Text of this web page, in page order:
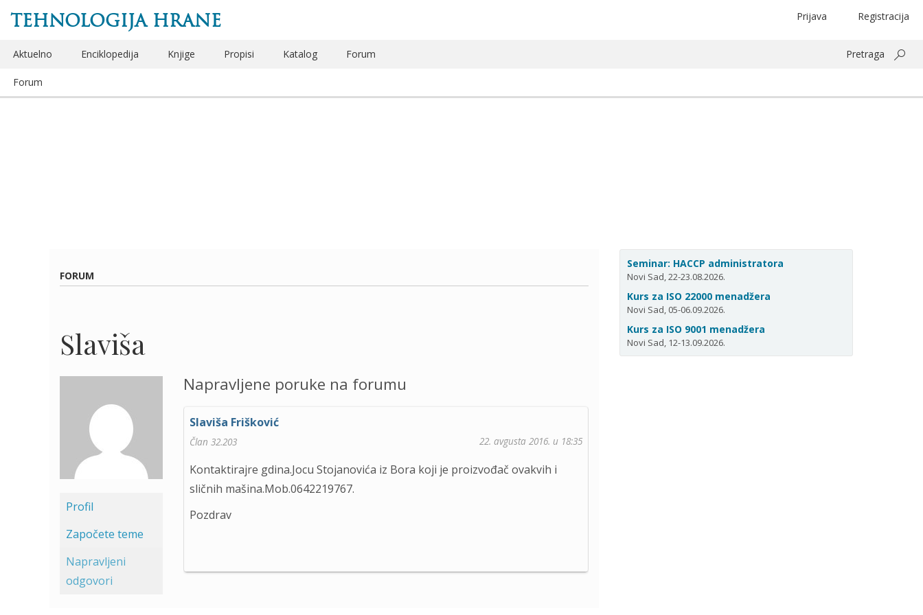
TEHNOLOGIJA HRANE Registracija
Prijava
Aktuelno Enciklopedija Knjige Propisi Katalog Forum Pretraga
Forum
FORUM
Slaviša
Profil
Započete teme
Napravljeni
odgovori
Napravljene poruke na forumu
Slaviša Frišković
Član 32.203 22. avgusta 2016. u 18:35
Kontaktirajre gdina.Jocu Stojanovića iz Bora koji je proizvođač ovakvih i
sličnih mašina.Mob.0642219767.
Pozdrav
Seminar: HACCP administratora
Novi Sad, 22-23.08.2026.
Kurs za ISO 22000 menadžera
Novi Sad, 05-06.09.2026.
Kurs za ISO 9001 menadžera
Novi Sad, 12-13.09.2026.